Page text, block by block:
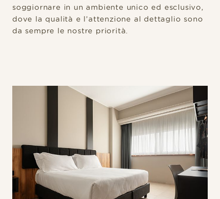
soggiornare in un ambiente unico ed esclusivo,
dove la qualità e l’attenzione al dettaglio sono
da sempre le nostre priorità.